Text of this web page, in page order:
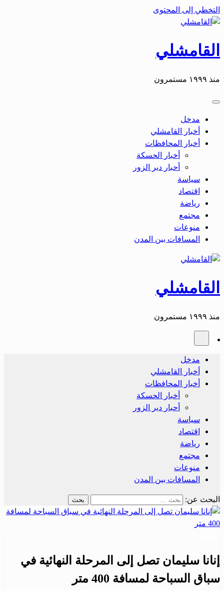
التخطي إلى المحتوى
القامشلي
منذ ١٩٩٩ مستمرون
مدخل
أخبار القامشلي
أخبار المحافظات
أخبار الحسكة
أحبار دير الزور
سياسة
اقتصاد
رياضة
مجتمع
منوعات
المسافات بين المدن
القامشلي
منذ ١٩٩٩ مستمرون
مدخل
أخبار القامشلي
أخبار المحافظات
أخبار الحسكة
أحبار دير الزور
سياسة
اقتصاد
رياضة
مجتمع
منوعات
المسافات بين المدن
البحث عن:
إنانا سليمان تصل إلى المرحلة النهائية في
سباق السباحة لمسافة 400 متر